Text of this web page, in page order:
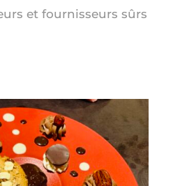
et fournisseurs sûrs